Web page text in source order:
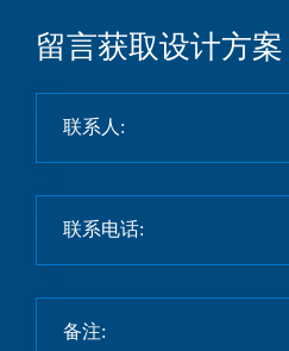
留言获取设计方案